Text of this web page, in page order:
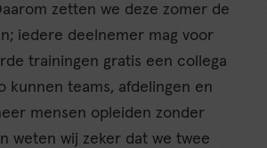
zetten we deze zomer de
iedere deelnemer mag voor
trainingen gratis een collega
kunnen teams, afdelingen en
mensen opleiden zonder
weten wij zeker dat we twee